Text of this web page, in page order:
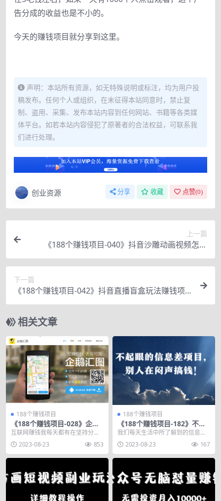
告分成的收益也是不小的。
今天的赚钱项目就分享到这里。
声明：本站所有资源，如无特殊说明或标注，均为用户投
稿发布。任何个人或组织，在未征得本站同意时，禁止复
制、盗用、采集、发布本站内容到任何网站、书籍等各类媒
体平台。如若本站内容侵犯了原著者的合法权益，可联系我
们进行处理。
创业资源 分享 收藏 点赞(0)
上一篇
《188个赚钱项目-040》抖音沙雕动画视频怎么
做？手把手教你，一年净赚100万+
下一篇
《188个赚钱项目-042》抖音直播盲盒玩法赚钱项
目，一天3小时可赚400+
相关文章
188个赚钱项目
《188个赚钱项目-028》企鹅
汇图副业赚钱项目，小项目一
天走路也能赚100+
互联网赚钱我每天都有在坚持分
享，但是还是有很多人，上来得第
一句话都几乎是，怎么做...
2023-08-23 853
188个赚钱项目
《188个赚钱项目-182》不起
眼的信息差项目，别人在闷声
搞钱！
我们每天生活中所了解到的信息，
如果你的商业嗅觉不够敏锐的话，
就会错过很多搞钱的项...
2023-08-23 167